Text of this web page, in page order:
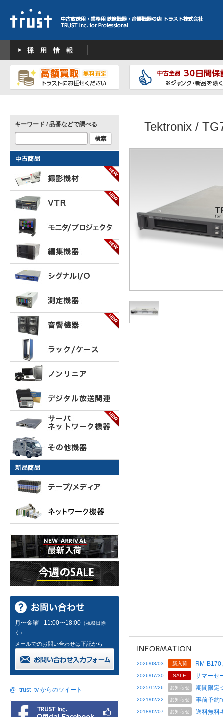
Tektronix /
2026/08/03 新入荷 RM-
2026/07/30 SALE サマーセ
2025/12/26 お知らせ 期間限定
2021/02/22 お知らせ 事前予約
2018/02/07 お知らせ 送料無料
キーワード / 品番などで調べる
月〜金曜 - 11:00〜18:00 （祝祭日除
く）
メールでのお問い合わせは下記から
@_trust_tv からのツイート